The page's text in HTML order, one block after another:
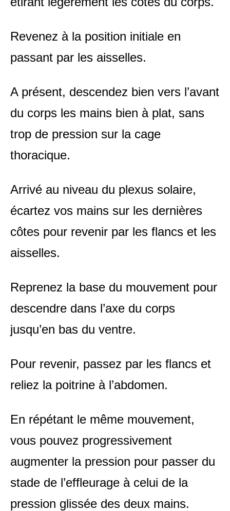
Revenez à la position initiale en
passant par les aisselles.
A présent, descendez bien vers l’avant
du corps les mains bien à plat, sans
trop de pression sur la cage
thoracique.
Arrivé au niveau du plexus solaire,
écartez vos mains sur les dernières
côtes pour revenir par les flancs et les
aisselles.
Reprenez la base du mouvement pour
descendre dans l’axe du corps
jusqu’en bas du ventre.
Pour revenir, passez par les flancs et
reliez la poitrine à l’abdomen.
En répétant le même mouvement,
vous pouvez progressivement
augmenter la pression pour passer du
stade de l’effleurage à celui de la
pression glissée des deux mains.